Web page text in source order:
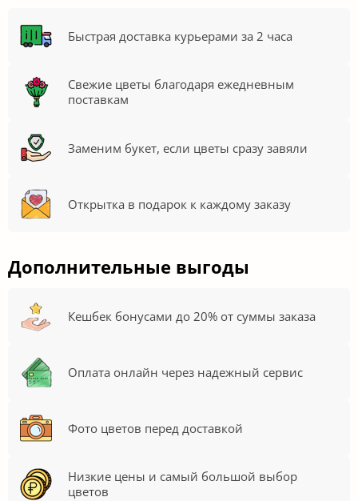
Быстрая доставка курьерами за 2 часа
Свежие цветы благодаря ежедневным
поставкам
Заменим букет, если цветы сразу завяли
Открытка в подарок к каждому заказу
Дополнительные выгоды
Кешбек бонусами до 20% от суммы заказа
Оплата онлайн через надежный сервис
Фото цветов перед доставкой
Низкие цены и самый большой выбор
цветов